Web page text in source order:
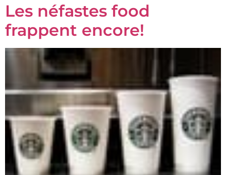
Les néfastes food
frappent encore!
*
Courriel
Vous
pourrez
désabonner
tout
temps